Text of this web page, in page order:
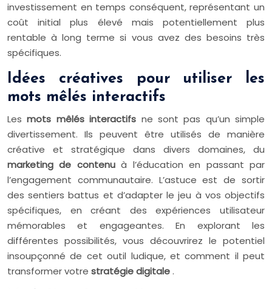
investissement en temps conséquent, représentant un
coût initial plus élevé mais potentiellement plus
rentable à long terme si vous avez des besoins très
spécifiques.
Idées créatives pour utiliser les
mots mêlés interactifs
Lesmots mêlés interactifs ne sont pas qu’un simple
divertissement. Ils peuvent être utilisés de manière
créative et stratégique dans divers domaines, du
marketing de contenuà l’éducation en passant par
l’engagement communautaire. L’astuce est de sortir
des sentiers battus et d’adapter le jeu à vos objectifs
spécifiques, en créant des expériences utilisateur
mémorables et engageantes. En explorant les
différentes possibilités, vous découvrirez le potentiel
insoupçonné de cet outil ludique, et comment il peut
transformer votre stratégie digitale.